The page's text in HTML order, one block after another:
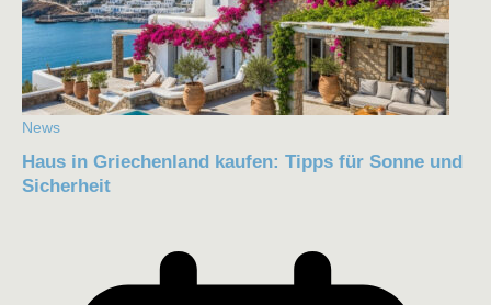
News
Haus in Griechenland kaufen: Tipps für Sonne und
Sicherheit